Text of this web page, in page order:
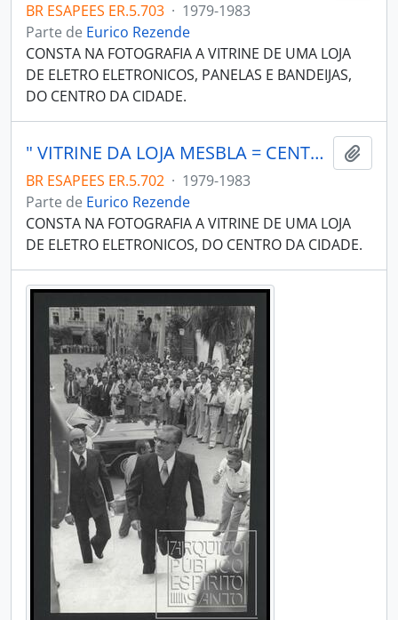
BR ESAPEES ER.5.703 · 1979-1983
Parte de Eurico Rezende
CONSTA NA FOTOGRAFIA A VITRINE DE UMA LOJA
DE ELETRO ELETRONICOS, PANELAS E BANDEIJAS,
DO CENTRO DA CIDADE.
" VITRINE DA LOJA MESBLA = CENTRO DE VITÓRIA ES".
BR ESAPEES ER.5.702 · 1979-1983
Parte de Eurico Rezende
CONSTA NA FOTOGRAFIA A VITRINE DE UMA LOJA
DE ELETRO ELETRONICOS, DO CENTRO DA CIDADE.